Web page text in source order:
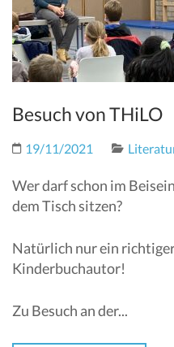
Besuch von THiLO
19/11/2021
Wer darf schon im
dem Tisch sitzen?
Natürlich nur ein
Kinderbuchautor!
Zu Besuch an der...